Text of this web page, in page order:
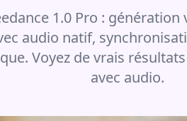
1.0 Pro :
audio natif,
Voyez de vrais
avec audio.